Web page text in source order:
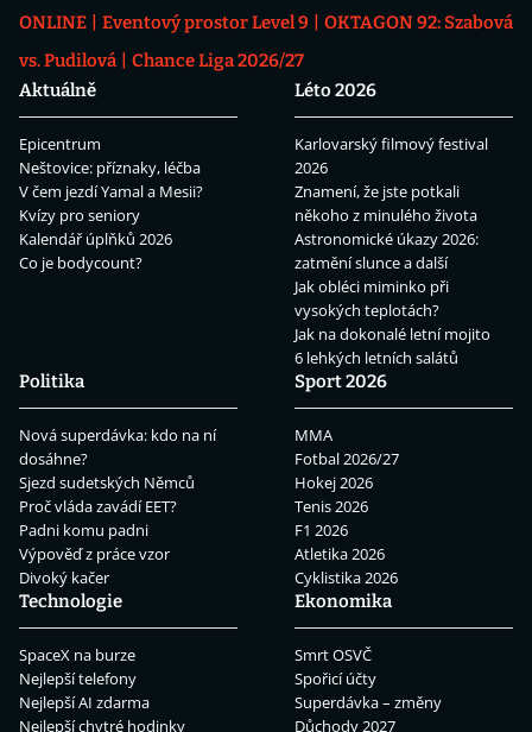
ONLINE
Eventový prostor Level 9
OKTAGON 92: Szabová
vs. Pudilová
Chance Liga 2026/27
Aktuálně
Epicentrum
Neštovice: příznaky, léčba
V čem jezdí Yamal a Mesii?
Kvízy pro seniory
Kalendář úplňků 2026
Co je bodycount?
Léto 2026
Karlovarský filmový festival
2026
Znamení, že jste potkali
někoho z minulého života
Astronomické úkazy 2026:
zatmění slunce a další
Jak obléci miminko při
vysokých teplotách?
Jak na dokonalé letní mojito
6 lehkých letních salátů
Politika
Nová superdávka: kdo na ní
dosáhne?
Sjezd sudetských Němců
Proč vláda zavádí EET?
Padni komu padni
Výpověď z práce vzor
Divoký kačer
Sport 2026
MMA
Fotbal 2026/27
Hokej 2026
Tenis 2026
F1 2026
Atletika 2026
Cyklistika 2026
Technologie
SpaceX na burze
Nejlepší telefony
Nejlepší AI zdarma
Nejlepší chytré hodinky
Ekonomika
Smrt OSVČ
Spořicí účty
Superdávka – změny
Důchody 2027